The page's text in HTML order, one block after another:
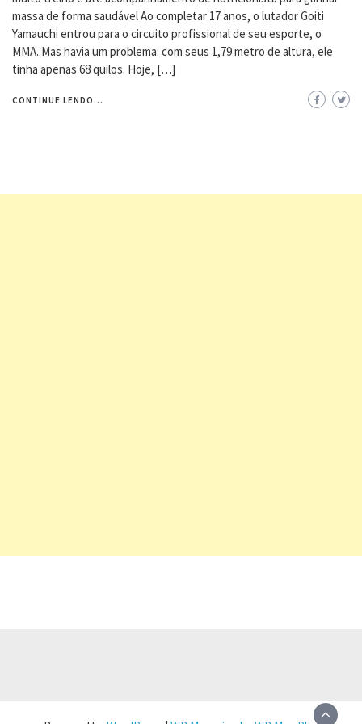
massa de forma saudável Ao completar 17 anos, o lutador Goiti
Yamauchi entrou para o circuito profissional de seu esporte, o
MMA. Mas havia um problema: com seus 1,79 metro de altura, ele
tinha apenas 68 quilos. Hoje, […]
CONTINUE LENDO...